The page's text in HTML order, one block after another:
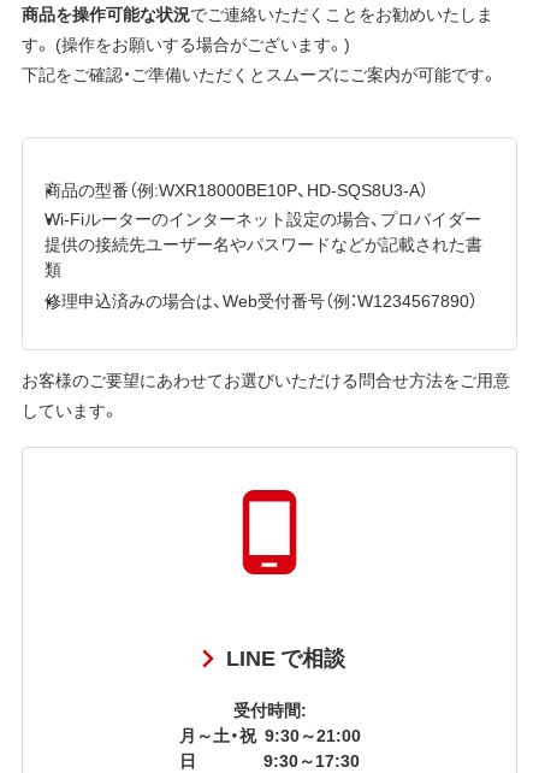
商品を操作可能な状況でご連絡いただくことをお勧めいたしま
す。 (操作をお願いする場合がございます。)
下記をご確認・ご準備いただくとスムーズにご案内が可能です。
商品の型番（例:WXR18000BE10P、HD-SQS8U3-A）
Wi-Fiルーターのインターネット設定の場合、プロバイダー
提供の接続先ユーザー名やパスワードなどが記載された書
類
修理申込済みの場合は、Web受付番号（例：W1234567890）
お客様のご要望にあわせてお選びいただける問合せ方法をご用意
しています。
LINE で相談
受付時間:
月～土・祝 9:30～21:00
日
9:30～17:30